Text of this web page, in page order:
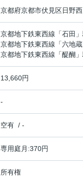
京都府京都市伏見区日野
京都地下鉄東西線 「石田
京都地下鉄東西線 「六地蔵
京都地下鉄東西線 「醍醐
13,660円
-
空有 / -
専用庭月:370円
所有権